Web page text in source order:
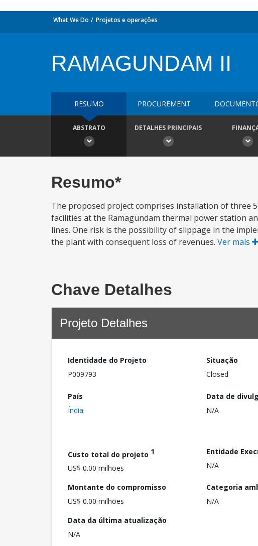
What We Do Projetos e operações
RAMAGUNDAM II
RESUMO PROCUREMENT
ABSTRATO DETALHES PRINCIPAIS
Resumo*
The proposed project comprises installation of three
facilities at the Ramagundam thermal power station
lines. One risk is the possibility of slippage in the
the plant with consequent loss of revenues. Ver mais
Chave Detalhes
Projeto Detalhes
Identidade do Projeto
P009793
Situação
Closed
País
Índia
Data de
N/A
Custo total do projeto 1
US$ 0.00 milhões
Entidade
N/A
Montante do compromisso
US$ 0.00 milhões
Categoria
N/A
Data da última atualização
N/A